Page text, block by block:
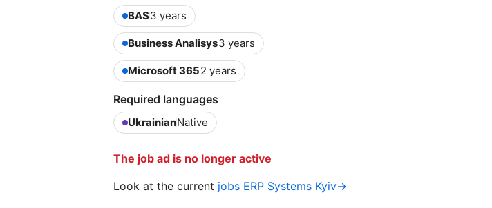
BAS3 years
Business Analisys3 years
Microsoft 3652 years
Required languages
UkrainianNative
The job ad is no longer active
Look at the current jobs ERP Systems Kyiv→